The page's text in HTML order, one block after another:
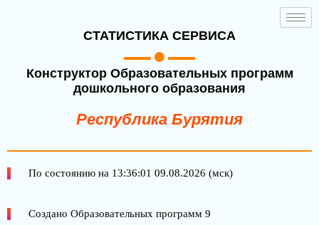
СТАТИСТИКА СЕРВИСА
Конструктор Образовательных программ
дошкольного образования
Республика Бурятия
По состоянию на 13:36:01 09.08.2026 (мск)
Создано Образовательных программ 9